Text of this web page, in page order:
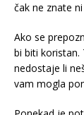
čak ne znate
Ako se
bi biti
nedostaje li
vam mogla